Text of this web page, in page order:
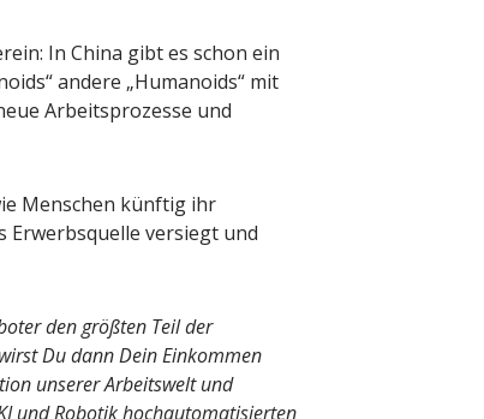
In China gibt es schon ein
andere „Humanoids“ mit
Arbeitsprozesse und
Menschen künftig ihr
Erwerbsquelle versiegt und
den größten Teil der
Du dann Dein Einkommen
unserer Arbeitswelt und
und Robotik hochautomatisierten